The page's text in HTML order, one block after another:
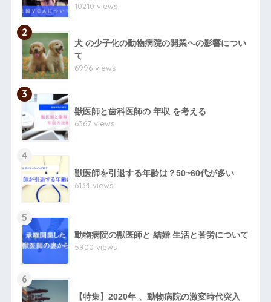
10210 views
2
犬 の少子化の動物病院の開業への影響につい
て
6996 views
3
獣医師と歯科医師の 年収 を考える
6367 views
4
獣医師を引退する年齢は？50~60代が多い
6134 views
5
動物病院の獣医師と 結婚 生活と苦労について
5900 views
6
【特集】2020年 、動物病院の激変時代突入